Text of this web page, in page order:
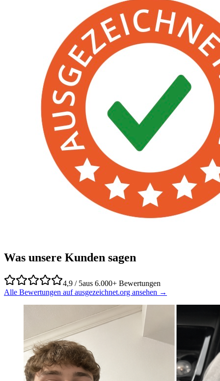
Was unsere Kunden sagen
4,9 / 5aus 6.000+ Bewertungen
Alle Bewertungen auf ausgezeichnet.org ansehen →